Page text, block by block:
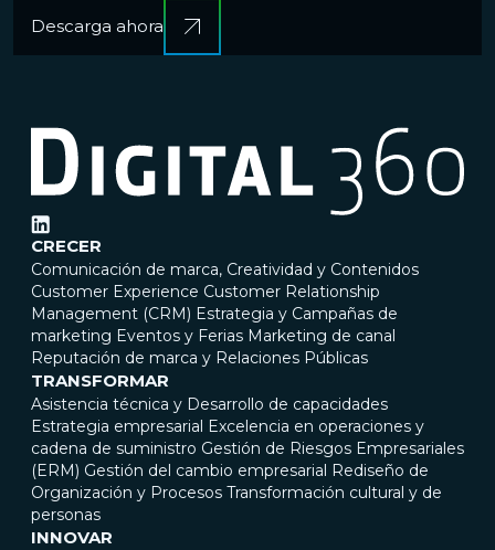
Descarga ahora
CRECER
Comunicación de marca, Creatividad y Contenidos
Customer Experience Customer Relationship
Management (CRM) Estrategia y Campañas de
marketing Eventos y Ferias Marketing de canal
Reputación de marca y Relaciones Públicas
TRANSFORMAR
Asistencia técnica y Desarrollo de capacidades
Estrategia empresarial Excelencia en operaciones y
cadena de suministro Gestión de Riesgos Empresariales
(ERM) Gestión del cambio empresarial Rediseño de
Organización y Procesos Transformación cultural y de
personas
INNOVAR